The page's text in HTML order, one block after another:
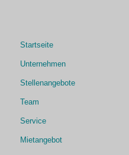
Startseite
Unternehmen
Stellenangebote
Team
Service
Mietangebot